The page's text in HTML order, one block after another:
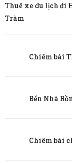
Thuê xe du lịch đi
Tràm
Chiêm bái
Bến Nhà
Chiêm bái